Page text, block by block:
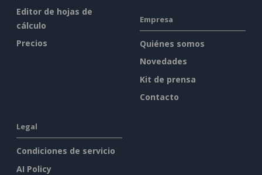
Editor de hojas de
cálculo
Precios
Empresa
Quiénes somos
Novedades
Kit de prensa
Contacto
Legal
Condiciones de servicio
AI Policy